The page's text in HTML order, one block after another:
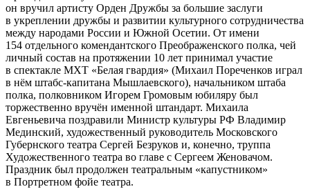
он вручил артисту Орден Дружбы за большие заслуги
в укреплении дружбы и развитии культурного сотрудничества
между народами России и Южной Осетии. От имени
154 отдельного комендантского Преображенского полка, чей
личный состав на протяжении 10 лет принимал участие
в спектакле МХТ «Белая гвардия» (Михаил Пореченков играл
в нём штабс-капитана Мышлаевского), начальником штаба
полка, полковником Игорем Громовым юбиляру был
торжественно вручён именной штандарт. Михаила
Евгеньевича поздравили Министр культуры РФ Владимир
Мединский, художественный руководитель Московского
Губернского театра Сергей Безруков и, конечно, труппа
Художественного театра во главе с Сергеем Женовачом.
Праздник был продолжен театральным «капустником»
в Портретном фойе театра.